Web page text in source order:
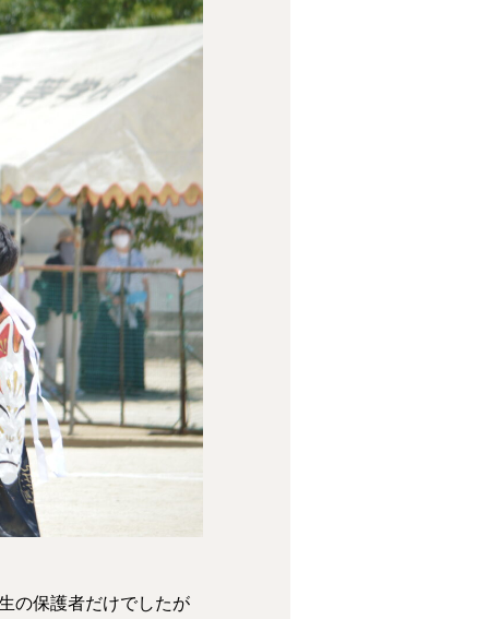
の保護者だけでしたが